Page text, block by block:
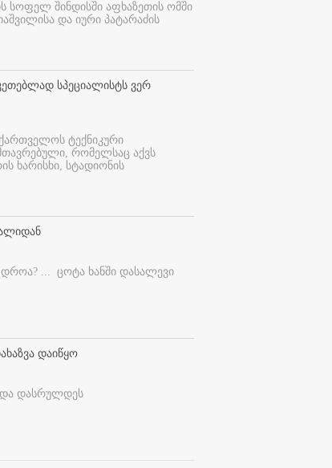
სოფელ შინდისში აფხაზეთის ომში
და იური პატარაძის
სპეციალისტს ვერ
ტექნიკური
რომელსაც აქვს
ხარისხი, სტადიონის
დროა? ... ცოტა ხანში დასალევი
დაიწყო
დასრულდეს